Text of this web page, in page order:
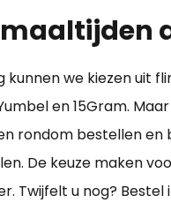
kunnen we kiezen uit
en 15Gram.
rondom bestellen en
De keuze maken
Twijfelt u nog?